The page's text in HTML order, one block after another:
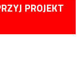
PROJEKT